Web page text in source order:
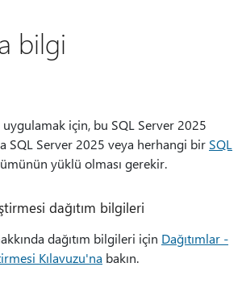
bilgi
için, bu SQL Server 2025
SQL Server 2025 veya herhangi bir SQL
yüklü olması gerekir.
dağıtım bilgileri
dağıtım bilgileri için Dağıtımlar -
Kılavuzu'na bakın.